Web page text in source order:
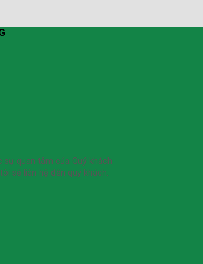
sự quan tâm của Quý khách
sẽ liên hệ đến quý khách.